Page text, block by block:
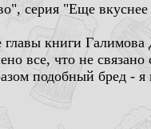
серия "Еще
книги
все, что не
подобный бред -